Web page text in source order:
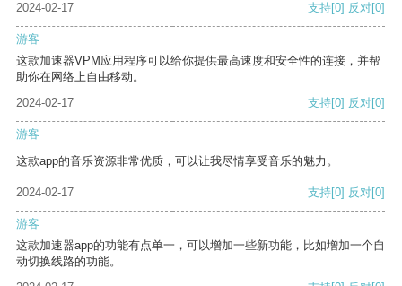
2024-02-17 支持[0] 反对[0]
游客
这款加速器VPM应用程序可以给你提供最高速度和安全性的连接，并帮
助你在网络上自由移动。
2024-02-17
支持[0] 反对[0]
游客
这款app的音乐资源非常优质，可以让我尽情享受音乐的魅力。
2024-02-17 支持[0] 反对[0]
游客
这款加速器app的功能有点单一，可以增加一些新功能，比如增加一个自
动切换线路的功能。